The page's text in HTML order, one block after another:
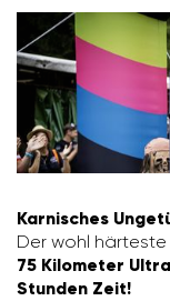
Karni­sches
Der wohl härteste
75 Kilo­meter
Stunden Zeit!